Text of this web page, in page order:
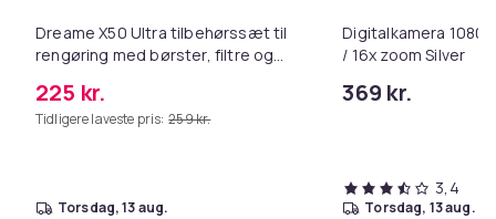
Dreame X50 Ultra tilbehørssæt til
rengøring med børster, filtre og
Dreame L50 Pro Ultra, L40s Pro
Ultra og MOVA V50 Ultra
225 kr.
Tidligere laveste pris: 259 kr.
torsdag, 13 aug.
Digitalkamera
/ 16x zoom Silver
369 kr.
3,4
torsdag, 13 aug.